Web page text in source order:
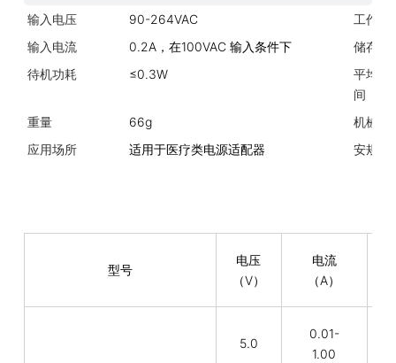
输入电压 90-264VAC
工作温
输入电流
0.2A，在100VAC 输入条件下
储存温
待机功耗
≤0.3W
平均故
间
重量
66g
机械规
应用场所
适用于医疗类电源适配器 安规标
型号
电压
（V）
电流
（A）
5.0
0.01-
1.00